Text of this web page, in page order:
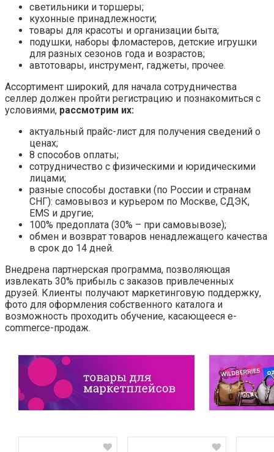
светильники и торшеры;
кухонные принадлежности;
товары для красоты и организации быта;
подушки, наборы фломастеров, детские игрушки
для разных сезонов года и возрастов;
автотовары, инструмент, гаджеты, прочее.
Ассортимент широкий, для начала сотрудничества
селлер должен пройти регистрацию и познакомиться с
условиями, рассмотрим их:
актуальный прайс-лист для получения сведений о
ценах;
8 способов оплаты;
сотрудничество с физическими и юридическими
лицами;
разные способы доставки (по России и странам
СНГ): самовывоз и курьером по Москве, СДЭК,
EMS и другие;
100% предоплата (30% – при самовывозе);
обмен и возврат товаров ненадлежащего качества
в срок до 14 дней.
Внедрена партнерская программа, позволяющая
извлекать 30% прибыль с заказов привлеченных
друзей. Клиенты получают маркетинговую поддержку,
фото для оформления собственного каталога и
возможность проходить обучение, касающееся e-
commerce-продаж.